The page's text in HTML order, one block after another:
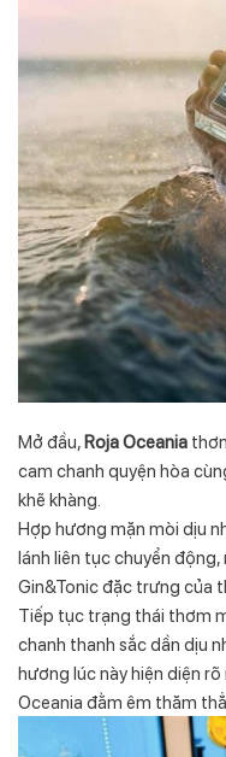
Mở đầu,Roja Oceania
cam chanh quyện hòa
khẽ khàng.
Hợp hương mặn mòi dịu
lánh liên tục chuyển
Gin&Tonic đặc trưng của
Tiếp tục trạng thái thơm
chanh thanh sắc dần dịu
hương lúc này hiện diện
Oceania đằm êm thăm